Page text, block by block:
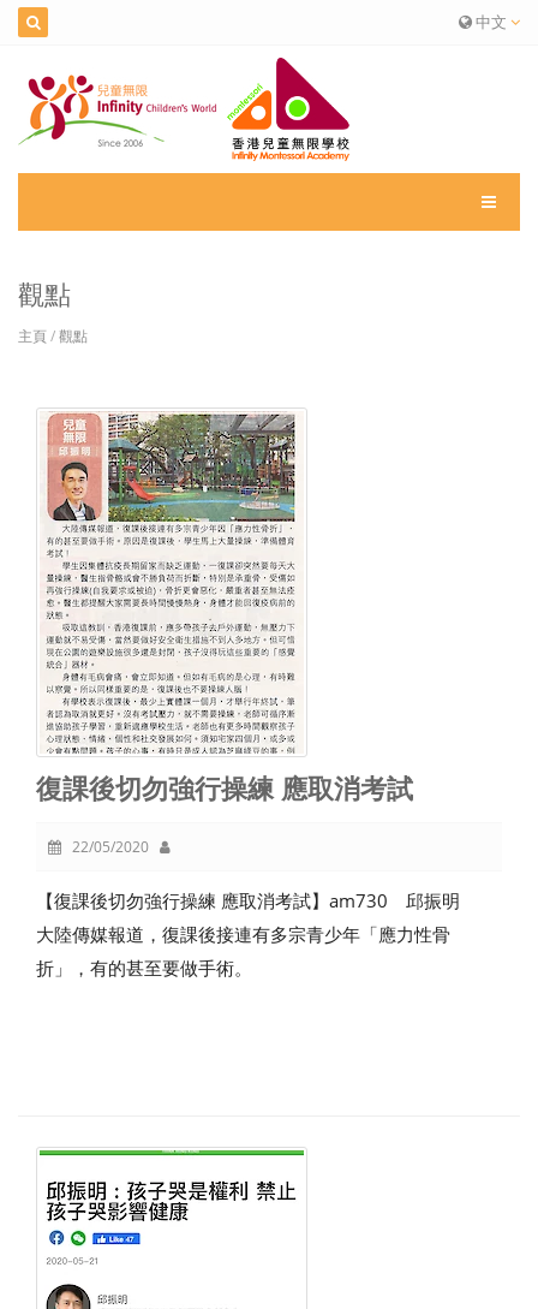
中文
觀點
主頁/觀點
復課後切勿強行操練 應取消考試
22/05/2020
【復課後切勿強行操練 應取消考試】am730 邱振明
大陸傳媒報道，復課後接連有多宗青少年「應力性骨
折」，有的甚至要做手術。